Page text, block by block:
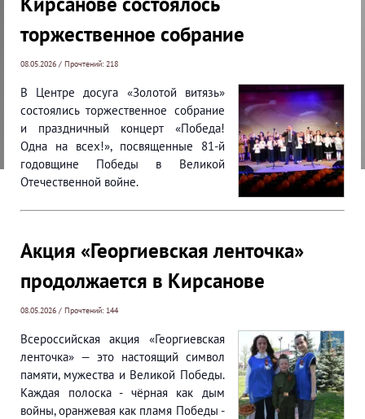
торжественное собрание
08.05.2026 / Прочтений: 218
⁣В Центре досуга «Золотой витязь»
состоялись торжественное собрание
и праздничный концерт «Победа!
Одна на всех!», посвященные 81-й
годовщине Победы в Великой
Отечественной войне.
Акция «Георгиевская ленточка»
продолжается в Кирсанове
08.05.2026 / Прочтений: 144
Всероссийская акция «Георгиевская
ленточка» — это настоящий символ
памяти, мужества и Великой Победы.
Каждая полоска - чёрная как дым
войны, оранжевая как пламя Победы -